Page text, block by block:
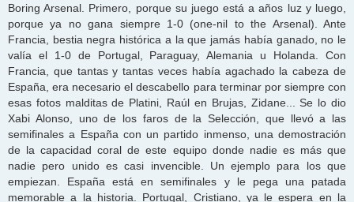
Boring Arsenal. Primero, porque su juego está a años luz y luego,
porque ya no gana siempre 1-0 (one-nil to the Arsenal). Ante
Francia, bestia negra histórica a la que jamás había ganado, no le
valía el 1-0 de Portugal, Paraguay, Alemania u Holanda. Con
Francia, que tantas y tantas veces había agachado la cabeza de
España, era necesario el descabello para terminar por siempre con
esas fotos malditas de Platini, Raúl en Brujas, Zidane... Se lo dio
Xabi Alonso, uno de los faros de la Selección, que llevó a las
semifinales a España con un partido inmenso, una demostración
de la capacidad coral de este equipo donde nadie es más que
nadie pero unido es casi invencible. Un ejemplo para los que
empiezan. España está en semifinales y le pega una patada
memorable a la historia. Portugal, Cristiano, ya le espera en la